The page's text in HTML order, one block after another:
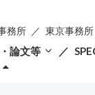
論文等
務所 東京事務所